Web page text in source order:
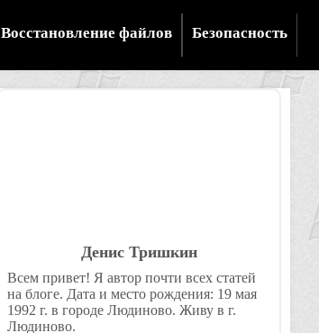
Восстановление файлов Безопасность
Денис Тришкин
Всем привет! Я автор почти всех статей
на блоге. Дата и место рождения: 19 мая
1992 г. в городе Людиново. Живу в г.
Людиново.